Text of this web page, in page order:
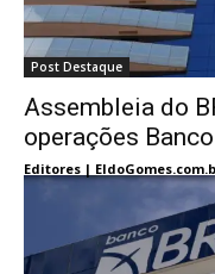
Post Destaque
Assembleia do
operações Banco
Editores |